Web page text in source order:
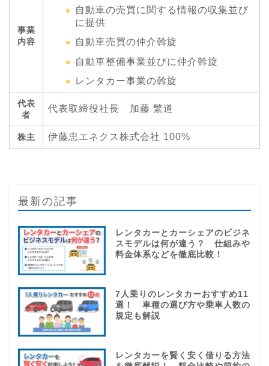
事業
内容
自動車の売買に関する情報の収集並び
に提供
自動車売買の仲介斡旋
自動車整備事業並びに仲介斡旋
レンタカー事業の斡旋
代表
者
代表取締役社長 加藤 繁道
株主 伊藤忠エネクス株式会社 100%
最新の記事
レンタカーとカーシェアのビジネ
スモデルは何が違う？ 仕組みや
料金体系などを徹底比較！
7人乗りのレンタカーおすすめ11
選！ 車種の選び方や乗車人数の
規定も解説
レンタカーを賢く安く借りる方法